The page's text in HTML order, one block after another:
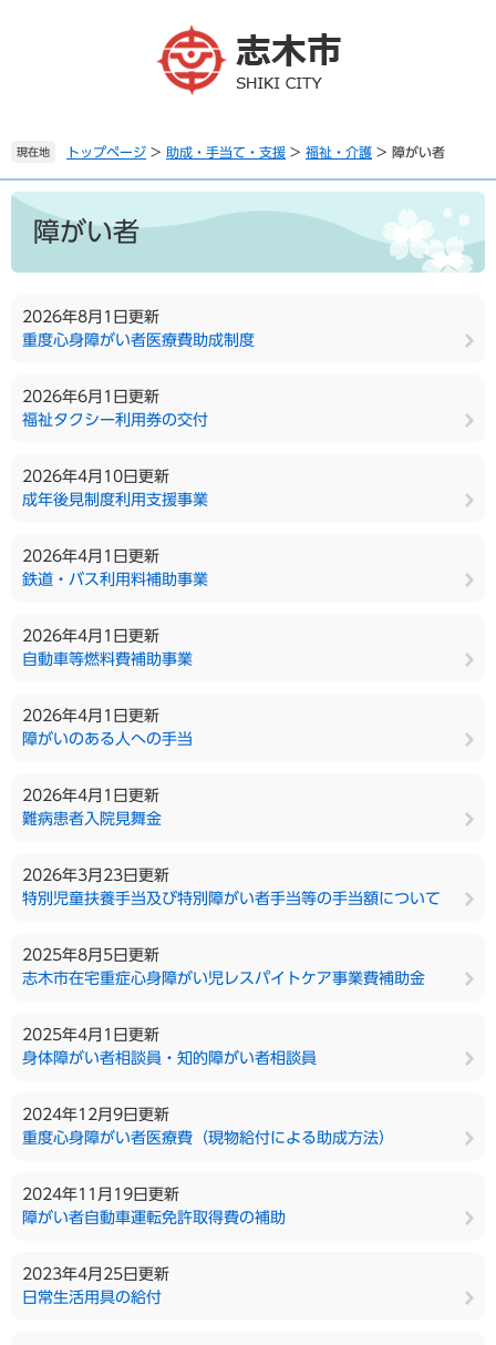
。
て
へ
現在地 トップページ > 助成・手当て・支援 > 福祉・介護 > 障がい者
本
障がい者
2026年8月1日更新
重度心身障がい者医療費助成制度
2026年6月1日更新
福祉タクシー利用券の交付
2026年4月10日更新
成年後見制度利用支援事業
2026年4月1日更新
鉄道・バス利用料補助事業
2026年4月1日更新
自動車等燃料費補助事業
2026年4月1日更新
障がいのある人への手当
2026年4月1日更新
難病患者入院見舞金
2026年3月23日更新
特別児童扶養手当及び特別障がい者手当等の手当額について
2025年8月5日更新
志木市在宅重症心身障がい児レスパイトケア事業費補助金
2025年4月1日更新
身体障がい者相談員・知的障がい者相談員
2024年12月9日更新
重度心身障がい者医療費（現物給付による助成方法）
2024年11月19日更新
障がい者自動車運転免許取得費の補助
2023年4月25日更新
日常生活用具の給付